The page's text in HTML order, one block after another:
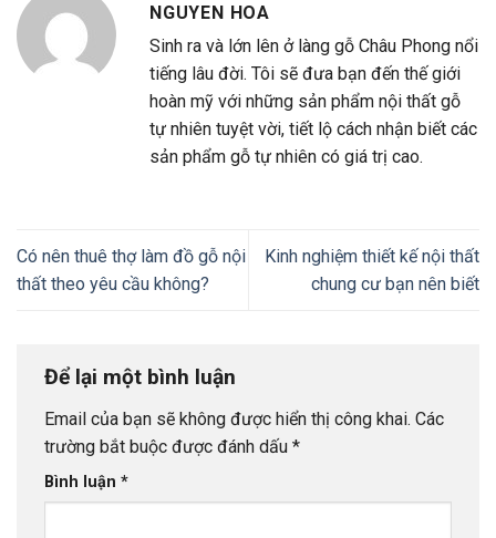
NGUYEN HOA
Sinh ra và lớn lên ở làng gỗ Châu Phong nổi
tiếng lâu đời. Tôi sẽ đưa bạn đến thế giới
hoàn mỹ với những sản phẩm nội thất gỗ
tự nhiên tuyệt vời, tiết lộ cách nhận biết các
sản phẩm gỗ tự nhiên có giá trị cao.
Có nên thuê thợ làm đồ gỗ nội
thất theo yêu cầu không?
Kinh nghiệm thiết kế nội thất
chung cư bạn nên biết
Để lại một bình luận
Email của bạn sẽ không được hiển thị công khai. Các
trường bắt buộc được đánh dấu *
Bình luận *